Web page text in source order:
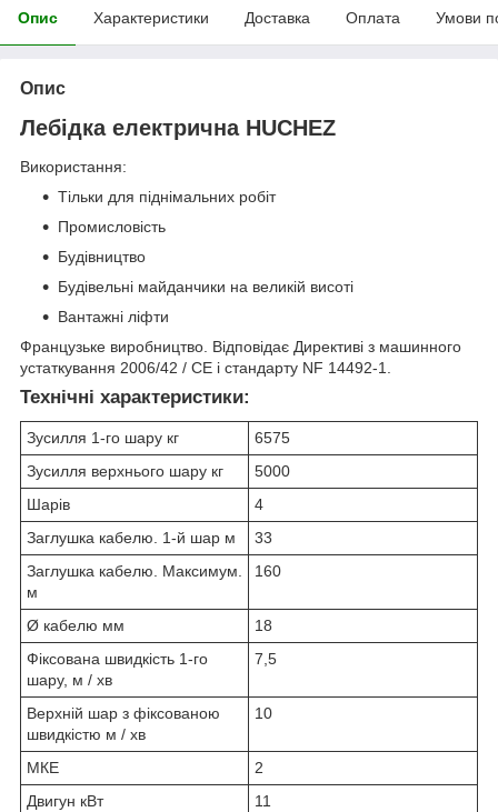
Опис Характеристики Доставка Оплата Умови
Опис
Лебідка електрична HUCHEZ
Використання:
Тільки для піднімальних робіт
Промисловість
Будівництво
Будівельні майданчики на великій висоті
Вантажні ліфти
Французьке виробництво. Відповідає Директиві з машинного
устаткування 2006/42 / CE і стандарту NF 14492-1.
Технічні характеристики:
Зусилля 1-го шару кг
6575
Зусилля верхнього шару кг
5000
Шарів
4
Заглушка кабелю. 1-й шар м
33
Заглушка кабелю. Максимум.
м
160
Ø кабелю мм
18
Фіксована швидкість 1-го
шару, м / хв
7,5
Верхній шар з фіксованою
швидкістю м / хв
10
МКЕ
2
Двигун кВт
11